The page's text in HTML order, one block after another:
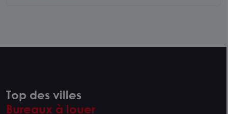
Top des villes
Bureaux à louer